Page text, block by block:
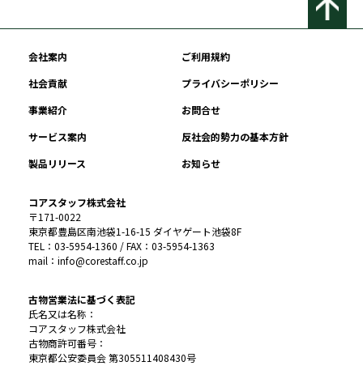
会社案内
ご利用規約
社会貢献
プライバシーポリシー
事業紹介
お問合せ
サービス案内
反社会的勢力の基本方針
製品リリース
お知らせ
コアスタッフ株式会社
〒171-0022
東京都豊島区南池袋1-16-15 ダイヤゲート池袋8F
TEL：03-5954-1360 / FAX：03-5954-1363
mail：info@corestaff.co.jp
古物営業法に基づく表記
氏名又は名称：
コアスタッフ株式会社
古物商許可番号：
東京都公安委員会 第305511408430号